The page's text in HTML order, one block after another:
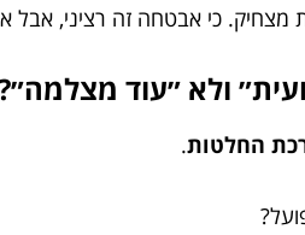
כי אבטחה זה רציני, אבל
ולא ״עוד
החלטות.